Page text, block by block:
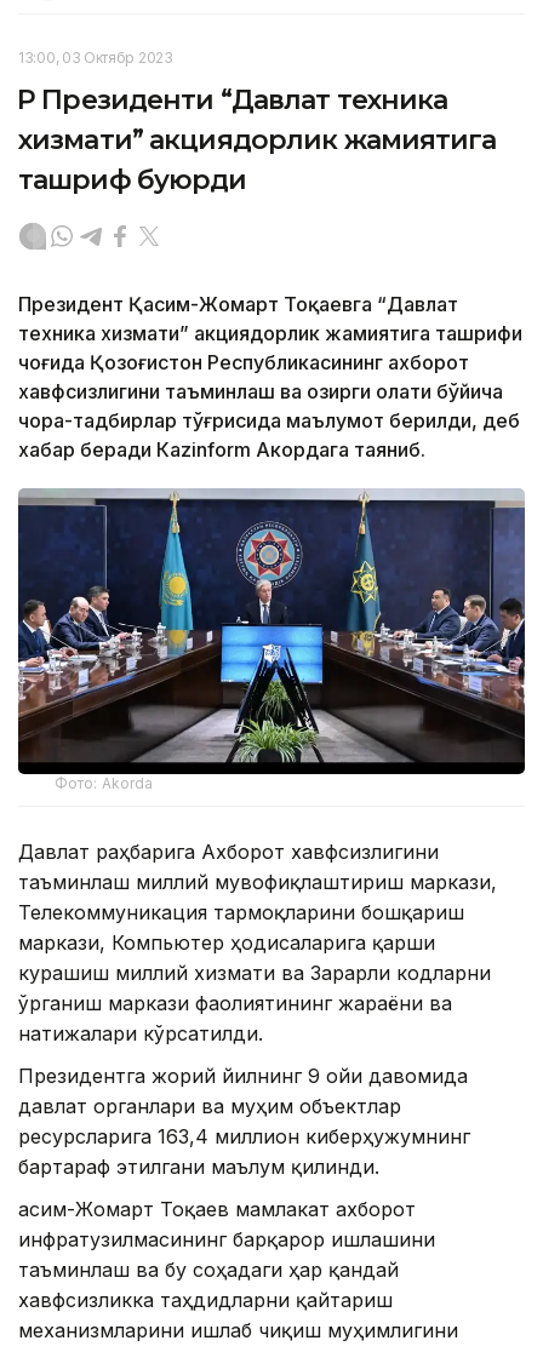
13:00, 03 Октябр 2023
ҚР Президенти “Давлат техника
хизмати” акциядорлик жамиятига
ташриф буюрди
Президент Қасим-Жомарт Тоқаевга “Давлат
техника хизмати” акциядорлик жамиятига ташрифи
чоғида Қозоғистон Республикасининг ахборот
хавфсизлигини таъминлаш ва ҳозирги ҳолати бўйича
чора-тадбирлар тўғрисида маълумот берилди, деб
хабар беради Каzinform Акордага таяниб.
Фото: Akorda
Давлат раҳбарига Ахборот хавфсизлигини
таъминлаш миллий мувофиқлаштириш маркази,
Телекоммуникация тармоқларини бошқариш
маркази, Компьютер ҳодисаларига қарши
курашиш миллий хизмати ва Зарарли кодларни
ўрганиш маркази фаолиятининг жараёни ва
натижалари кўрсатилди.
Президентга жорий йилнинг 9 ойи давомида
давлат органлари ва муҳим объектлар
ресурсларига 163,4 миллион киберҳужумнинг
бартараф этилгани маълум қилинди.
Қасим-Жомарт Тоқаев мамлакат ахборот
инфратузилмасининг барқарор ишлашини
таъминлаш ва бу соҳадаги ҳар қандай
хавфсизликка таҳдидларни қайтариш
механизмларини ишлаб чиқиш муҳимлигини